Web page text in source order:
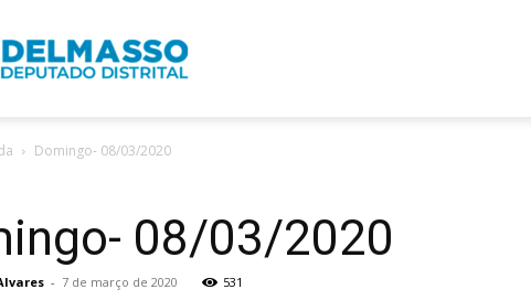
Domingo- 08/03/2020
08/03/2020
- 7 de março de 2020 531